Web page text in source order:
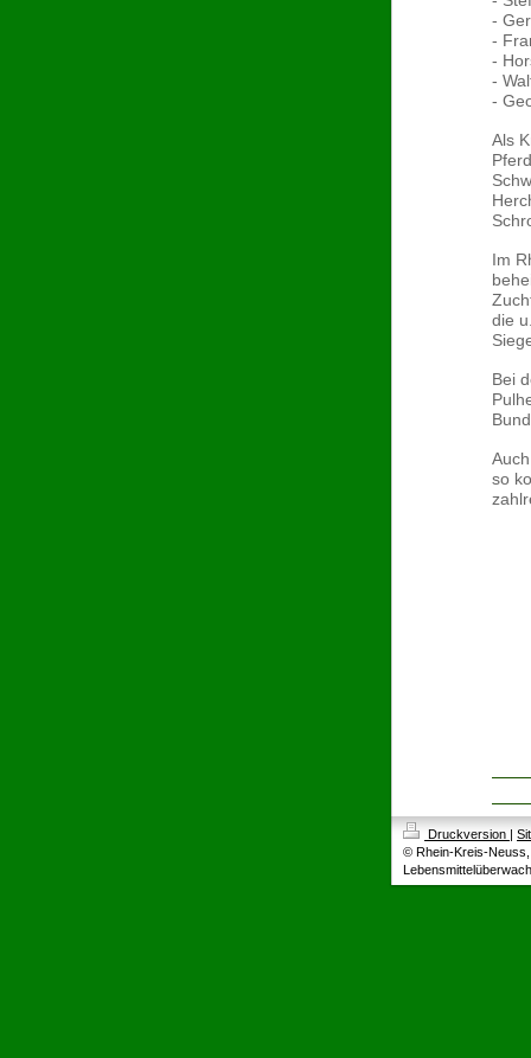
-
-
-
-
-
Als
Im
die
Bei
so
Druckversion |
© Rhein-Kreis-